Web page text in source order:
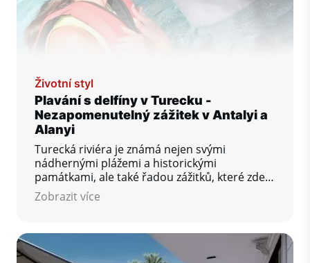
Životní styl
Plavání s delfíny v Turecku -
Nezapomenutelný zážitek v Antalyi a
Alanyi
Turecká riviéra je známá nejen svými
nádhernými plážemi a historickými
památkami, ale také řadou zážitků, které zde
můžete zažít. Jedním z nich je plavání s delfíny
– aktivita, která oslovuje rodiny s dětmi, páry i
Zobrazit více